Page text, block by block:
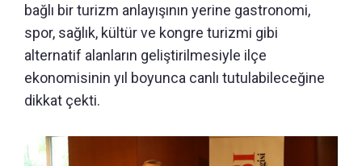
bağlı bir turizm anlayışının yerine gastronomi,
spor, sağlık, kültür ve kongre turizmi gibi
alternatif alanların geliştirilmesiyle ilçe
ekonomisinin yıl boyunca canlı tutulabileceğine
dikkat çekti.